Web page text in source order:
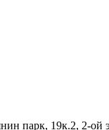
парк, 19к.2, 2-ой